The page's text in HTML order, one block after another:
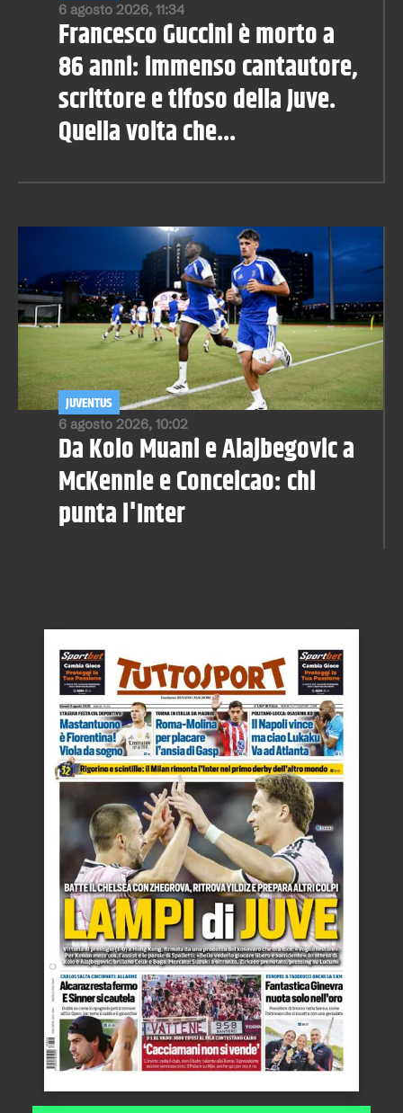
6 agosto 2026, 11:34
Francesco Guccini è morto a
86 anni: immenso cantautore,
scrittore e tifoso della Juve.
Quella volta che...
6 agosto 2026, 10:02
JUVENTUS
Da Kolo Muani e Alajbegovic a
McKennie e Conceicao: chi
punta l'Inter